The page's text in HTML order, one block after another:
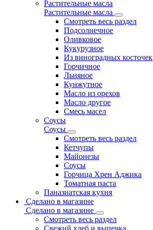
Растительные масла
Растительные масла
Смотреть весь раздел
Подсолнечное
Оливковое
Кукурузное
Из виноградных косточек
Горчичное
Льняное
Кунжутное
Масло из орехов
Масло другое
Смесь масел
Соусы
Соусы
Смотреть весь раздел
Кетчупы
Майонезы
Соусы
Горчица Хрен Аджика
Томатная паста
Паназиатская кухня
Сделано в магазине
Сделано в магазине
Смотреть весь раздел
Свежий хлеб и выпечка